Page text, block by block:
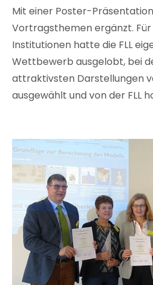
Mit einer Poster-
Vortragsthemen ergänzt.
Institutionen hatte die FLL
Wettbewerb ausgelobt, bei
attraktivsten Darstellungen
ausgewählt und von der FLL